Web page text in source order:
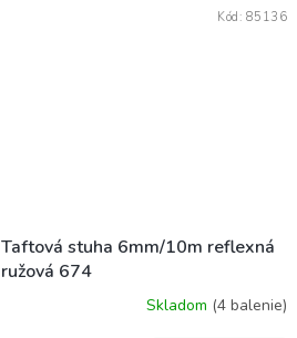
Taftová stuha 6mm/10m reflexná
ružová 674
Skladom (4 balenie)
Kód: 85136